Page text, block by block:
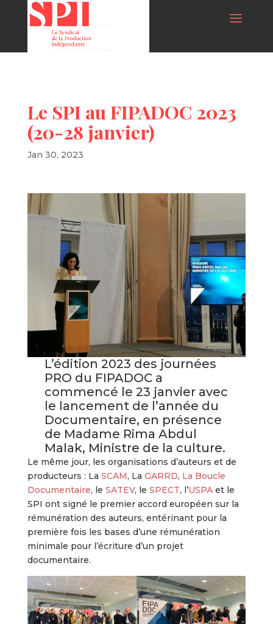
Le SPI au FIPADOC 2023
(20-28 janvier)
Jan 30, 2023
L’édition 2023 des journées
PRO du FIPADOC a
commencé le 23 janvier avec
le lancement de l’année du
Documentaire, en présence
de Madame Rima Abdul
Malak, Ministre de la culture.
Le même jour, les organisations d’auteurs et de
producteurs : La SCAM, La GARRD, La Boucle
Documentaire, le SATEV, le SPECT, l’USPAet le
SPI ont signé le premier accord européen sur la
rémunération des auteurs, entérinant pour la
première fois les bases d’une rémunération
minimale pour l’écriture d’un projet
documentaire.